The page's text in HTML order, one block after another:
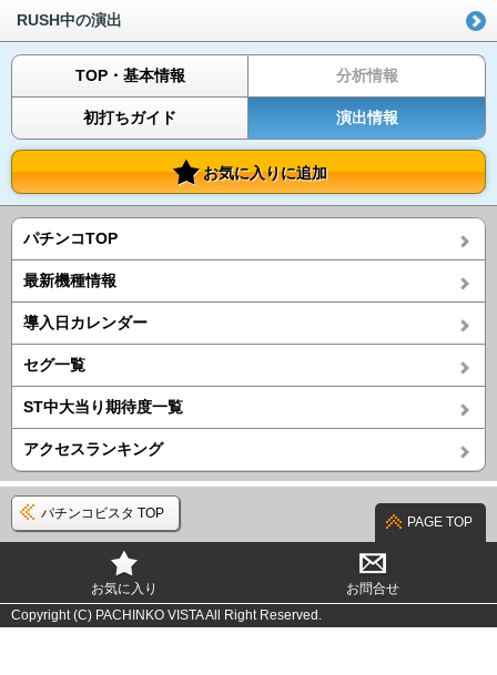
RUSH中の演出
TOP・基本情報 分析情報
初打ちガイド 演出情報
お気に入りに追加
パチンコTOP
最新機種情報
導入日カレンダー
セグ一覧
ST中大当り期待度一覧
アクセスランキング
パチンコビスタ TOP
PAGE TOP
お気に入り
お問合せ
Copyright (C) PACHINKO VISTA All Right Reserved.